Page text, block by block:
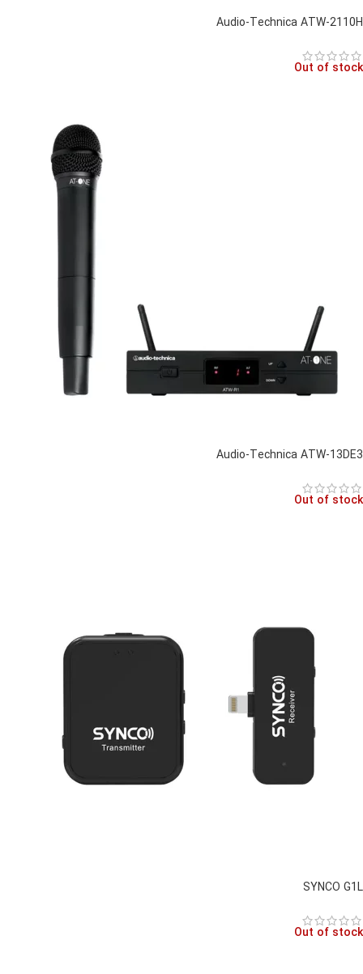
Audio-Technica ATW-2110H
Out of stock
Audio-Technica ATW-13DE3
Out of stock
SYNCO G1L
Out of stock